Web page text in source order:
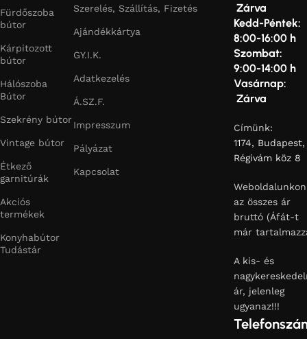
Fürdőszoba
bútor
Kárpitozott
bútor
Hálószoba
Bútor
Szekrény bútor
Vintage bútor
Étkező
garnitúrák
Akciós
termékek
Konyhabútor
Tudástár
Szerelés, Szállítás, Fizetés
Ajándékkártya
GY.I.K.
Adatkezelés
Á.SZ.F.
Impresszum
Pályázat
Kapcsolat
Zárva
Kedd-Péntek:
8:00-16:00 h
Szombat:
9:00-14:00 h
Vasárnap:
Zárva
Címünk:
1174, Budapest,
Régivám köz 8
Weboldalunkon
az összes ár
bruttó (Áfát-t
már
A kis- és
ár, jelenleg
ugyanaz!!!